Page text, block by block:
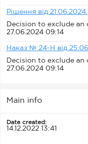
Рішення від
Decision to exclude
27.06.2024 09:14
Наказ № 24-Н від
Decision to exclude
27.06.2024 09:14
Main info
Date created:
14.12.2022 13:41